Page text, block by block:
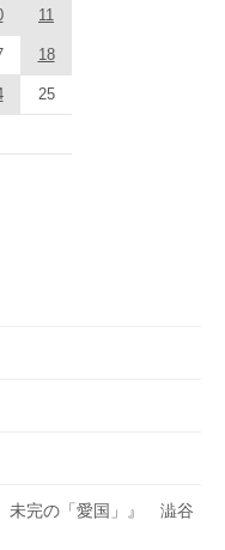
11
18
25
未完の「愛国」』 澁谷